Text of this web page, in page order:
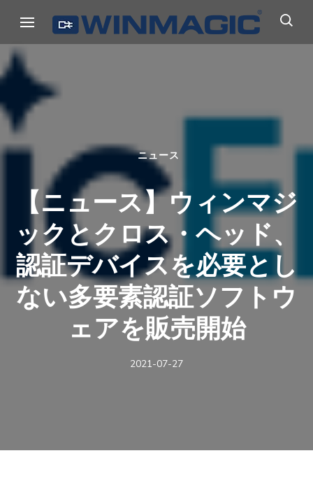
テ
ン
へ
ス
キ
(Enter
す)
ウィンマジック・ジャパン
Authicate. Encrypt. Archive.
ニュース
【ニュース】ウィンマジ
ックとクロス・ヘッド、
認証デバイスを必要とし
ない多要素認証ソフトウ
ェアを販売開始
2021-07-27